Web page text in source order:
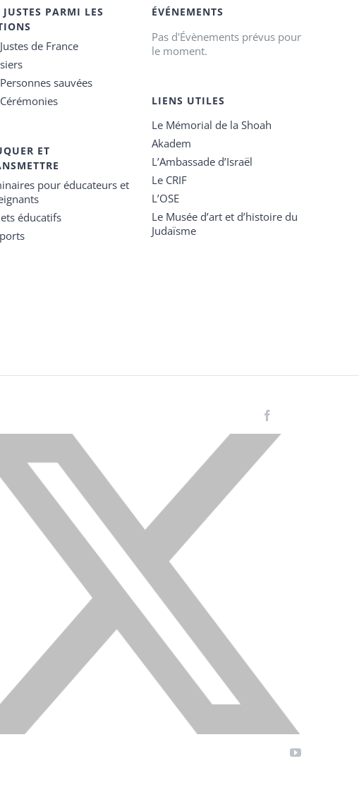
JUSTES PARMI LES
de France
sauvées
ET
pour éducateurs et
éducatifs
ÉVÉNEMENTS
Pas d'Évènements prévus pour
le moment.
LIENS UTILES
Le Mémorial de la Shoah
Akadem
L’Ambassade d’Israël
Le CRIF
L’OSE
Le Musée d’art et d’histoire du
Judaïsme
YouTube